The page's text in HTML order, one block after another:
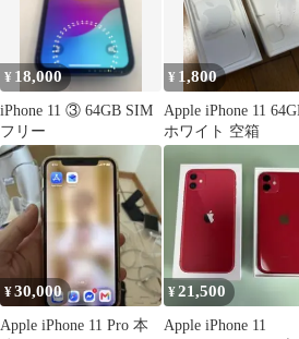
¥ 18,000
iPhone 11 ③ 64GB SIM
フリー
¥ 1,800
Apple iPhone 11
ホワイト 空箱
¥30,000
Apple iPhone 11 Pro 本
¥21,500
Apple iPhone 11